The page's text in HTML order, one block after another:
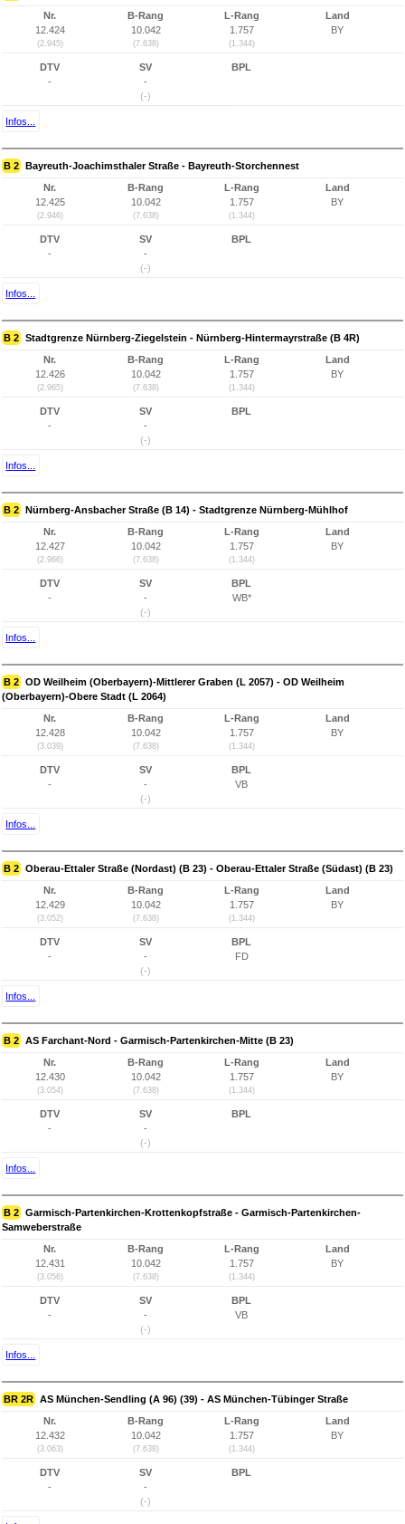
Nr.
12.424
(2.945)
B-Rang
10.042
(7.638)
L-Rang
1.757
(1.344)
Land
BY
DTV
-
SV
-
(-)
BPL
Infos...
B 2 Bayreuth-Joachimsthaler Straße - Bayreuth-Storchennest
Nr.
12.425
(2.946)
B-Rang
10.042
(7.638)
L-Rang
1.757
(1.344)
Land
BY
DTV
-
SV
-
(-)
BPL
Infos...
B 2 Stadtgrenze Nürnberg-Ziegelstein - Nürnberg-Hintermayrstraße (B 4R)
Nr.
12.426
(2.965)
B-Rang
10.042
(7.638)
L-Rang
1.757
(1.344)
Land
BY
DTV
-
SV
-
(-)
BPL
Infos...
B 2 Nürnberg-Ansbacher Straße (B 14) - Stadtgrenze Nürnberg-Mühlhof
Nr.
12.427
(2.966)
B-Rang
10.042
(7.638)
L-Rang
1.757
(1.344)
Land
BY
DTV
-
SV
-
(-)
BPL
WB*
Infos...
B 2 OD Weilheim (Oberbayern)-Mittlerer Graben (L 2057) - OD Weilheim
(Oberbayern)-Obere Stadt (L 2064)
Nr.
12.428
(3.039)
B-Rang
10.042
(7.638)
L-Rang
1.757
(1.344)
Land
BY
DTV
-
SV
-
(-)
BPL
VB
Infos...
B 2 Oberau-Ettaler Straße (Nordast) (B 23) - Oberau-Ettaler Straße (Südast) (B 23)
Nr.
12.429
(3.052)
B-Rang
10.042
(7.638)
L-Rang
1.757
(1.344)
Land
BY
DTV
-
SV
-
(-)
BPL
FD
Infos...
B 2 AS Farchant-Nord - Garmisch-Partenkirchen-Mitte (B 23)
Nr.
12.430
(3.054)
B-Rang
10.042
(7.638)
L-Rang
1.757
(1.344)
Land
BY
DTV
-
SV
-
(-)
BPL
Infos...
B 2 Garmisch-Partenkirchen-Krottenkopfstraße - Garmisch-Partenkirchen-
Samweberstraße
Nr.
12.431
(3.056)
B-Rang
10.042
(7.638)
L-Rang
1.757
(1.344)
Land
BY
DTV
-
SV
-
(-)
BPL
VB
Infos...
BR 2R AS München-Sendling (A 96) (39) - AS München-Tübinger Straße
Nr.
12.432
(3.063)
B-Rang
10.042
(7.638)
L-Rang
1.757
(1.344)
Land
BY
DTV
-
SV
-
(-)
BPL